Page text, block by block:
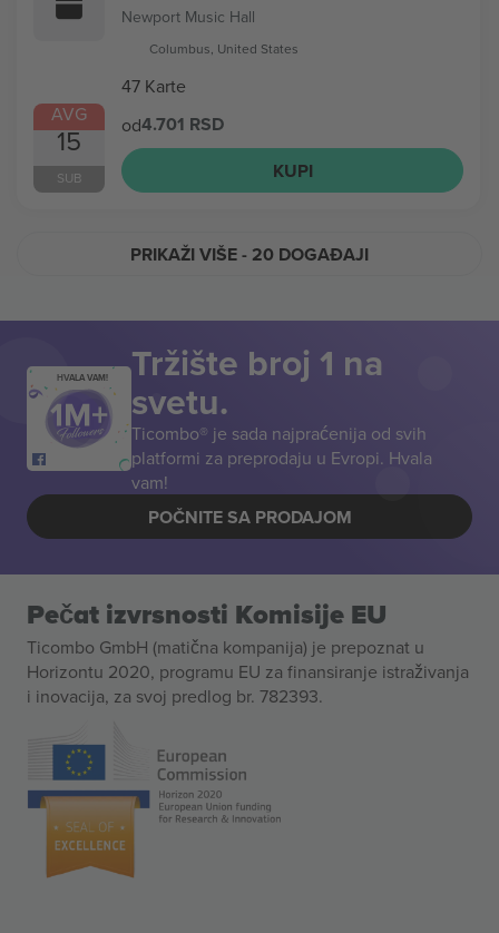
AVG
15
SUB
Newport Music Hall
Columbus, United States
47 Karte
od4.701 RSD
KUPI
PRIKAŽI VIŠE- 20 DOGAĐAJI
HVALA VAM! Tržište broj 1 na
svetu.
Ticombo® je sada najpraćenija od svih
platformi za preprodaju u Evropi. Hvala
vam!
POČNITE SA PRODAJOM
Pečat izvrsnosti Komisije EU
Ticombo GmbH (matična kompanija) je prepoznat u
Horizontu 2020, programu EU za finansiranje istraživanja
i inovacija, za svoj predlog br. 782393.